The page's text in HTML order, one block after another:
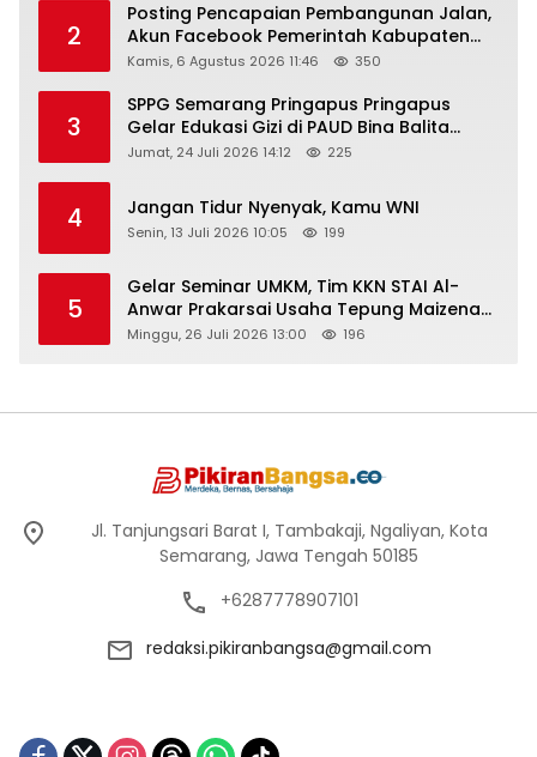
2
Posting Pencapaian Pembangunan Jalan,
Akun Facebook Pemerintah Kabupaten
Rembang “Dirujak” Warganet
Kamis, 6 Agustus 2026 11:46 350
3
SPPG Semarang Pringapus Pringapus
Gelar Edukasi Gizi di PAUD Bina Balita
Peringati Hari Anak Nasional 2026
Jumat, 24 Juli 2026 14:12 225
4 Jangan Tidur Nyenyak, Kamu WNI
Senin, 13 Juli 2026 10:05 199
5
Gelar Seminar UMKM, Tim KKN STAI Al-
Anwar Prakarsai Usaha Tepung Maizena
di Logung
Minggu, 26 Juli 2026 13:00 196
Jl. Tanjungsari Barat I, Tambakaji, Ngaliyan, Kota
Semarang, Jawa Tengah 50185
+6287778907101
redaksi.pikiranbangsa@gmail.com